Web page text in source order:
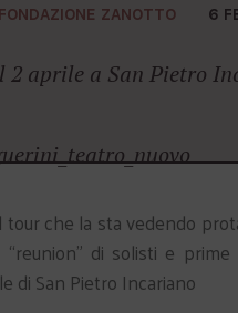
FONDAZIONE ZANOTTO 6
2 aprile a San Pietro
tour che la sta vedendo
“reunion” di solisti e
di San Pietro Incariano